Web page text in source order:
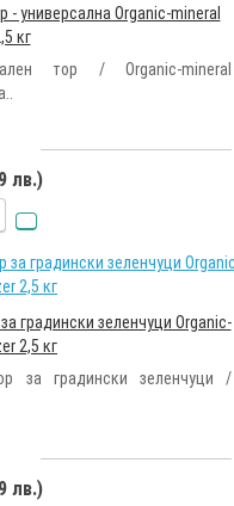
- универсална Organic-mineral
кг
тор / Organic-mineral
лв.)
градински зеленчуци Organic-
2,5 кг
за градински зеленчуци /
лв.)